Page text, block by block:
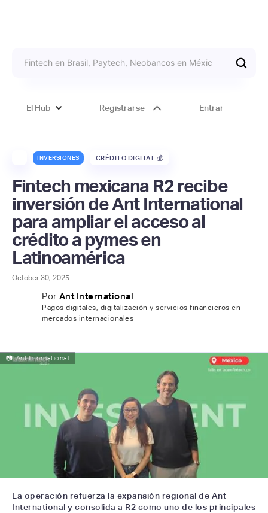
El Hub Registrarse Entrar
INVERSIONES CRÉDITO DIGITAL 💰
Fintech mexicana R2 recibe
inversión de Ant International
para ampliar el acceso al
crédito a pymes en
Latinoamérica
October 30, 2025
Por Ant International
Pagos digitales, digitalización y servicios financieros en
mercados internacionales
📷 Ant International
La operación refuerza la expansión regional de Ant
International y consolida a R2 como uno de los principales